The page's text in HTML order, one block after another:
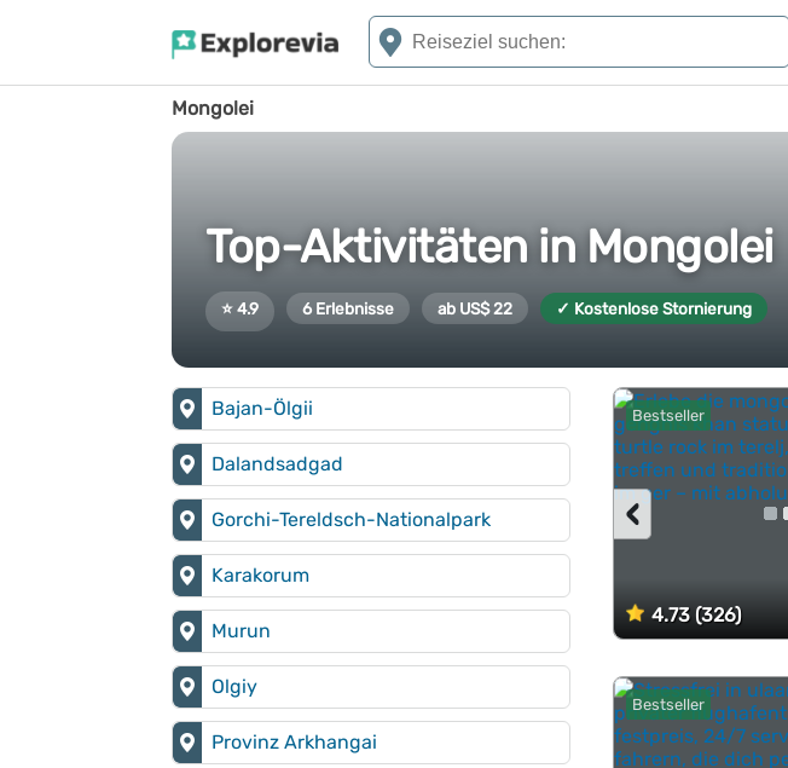
Mongolei
Top-Aktivitäten in Mongolei
⭐ 4.9 6 Erlebnisse ab US$ 22 ✓ Kostenlose Stornierung
Bestseller
4.73 (326)
‹
Bestseller
Bajan-Ölgii
Dalandsadgad
Gorchi-Tereldsch-Nationalpark
Karakorum
Murun
Olgiy
Provinz Arkhangai